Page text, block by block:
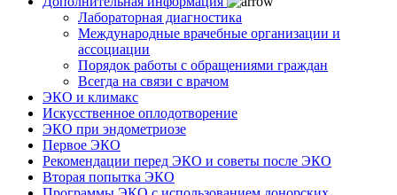
Лабораторная диагностика
Международные врачебные организации и
ассоциации
Порядок работы с обращениями граждан
Всегда на связи с врачом
ЭКО и климакс
Искусственное оплодотворение
ЭКО при эндометриозе
Первое ЭКО
Рекомендации перед ЭКО и советы после ЭКО
Вторая попытка ЭКО